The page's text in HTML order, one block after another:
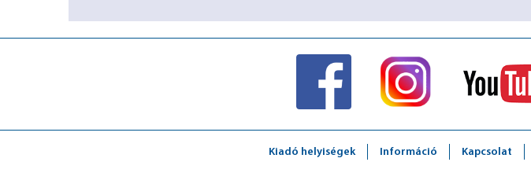
Kiadó helyiségek Információ Kapcsolat